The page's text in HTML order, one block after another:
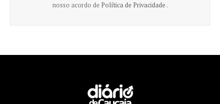
nosso acordo de Política de Privacidade .